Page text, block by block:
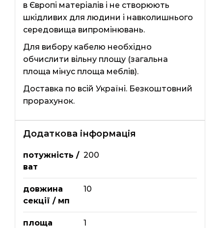
в Європі матеріалів і не створюють
шкідливих для людини і навколишнього
середовища випромінювань.
Для вибору кабелю необхідно
обчислити вільну площу (загальна
площа мінус площа меблів).
Доставка по всій Україні. Безкоштовний
прорахунок.
Додаткова інформація
потужність /
ват
200
довжина
секції / мп
10
площа
1